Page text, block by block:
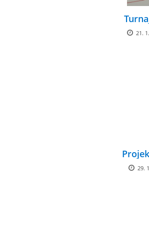
21.
29.